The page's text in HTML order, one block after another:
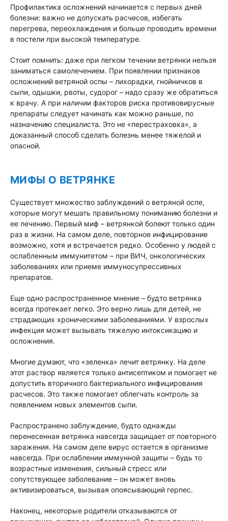
Профилактика осложнений начинается с первых дней
болезни: важно не допускать расчесов, избегать
перегрева, переохлаждения и больше проводить времени
в постели при высокой температуре.
Стоит помнить: даже при легком течении ветрянки нельзя
заниматься самолечением. При появлении признаков
осложнений ветряной оспы – лихорадки, гнойничков в
сыпи, одышки, рвоты, судорог – надо сразу же обратиться
к врачу. А при наличии факторов риска противовирусные
препараты следует начинать как можно раньше, по
назначению специалиста. Это не «перестраховка», а
доказанный способ сделать болезнь менее тяжелой и
опасной.
МИФЫ О ВЕТРЯНКЕ
Существует множество заблуждений о ветряной оспе,
которые могут мешать правильному пониманию болезни и
ее лечению. Первый миф – ветрянкой болеют только один
раз в жизни. На самом деле, повторное инфицирование
возможно, хотя и встречается редко. Особенно у людей с
ослабленным иммунитетом – при ВИЧ, онкологических
заболеваниях или приеме иммуносупрессивных
препаратов.
Еще одно распространенное мнение – будто ветрянка
всегда протекает легко. Это верно лишь для детей, не
страдающих хроническими заболеваниями. У взрослых
инфекция может вызывать тяжелую интоксикацию и
осложнения.
Многие думают, что «зеленка» лечит ветрянку. На деле
этот раствор является только антисептиком и помогает не
допустить вторичного бактериального инфицирования
расчесов. Это также помогает облегчать контроль за
появлением новых элементов сыпи.
Распространено заблуждение, будто однажды
перенесенная ветрянка навсегда защищает от повторного
заражения. На самом деле вирус остается в организме
навсегда. При ослаблении иммунной защиты – будь то
возрастные изменения, сильный стресс или
сопутствующее заболевание – он может вновь
активизироваться, вызывая опоясывающий герпес.
Наконец, некоторые родители отказываются от